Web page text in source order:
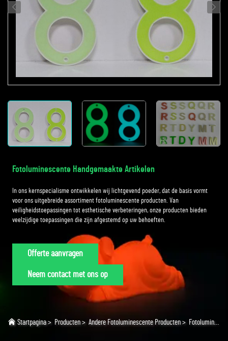
Fotoluminescente Handgemaakte Artikelen
In ons kernspecialisme ontwikkelen wij lichtgevend poeder, dat de basis vormt
voor ons uitgebreide assortiment fotoluminescente producten. Van
veiligheidstoepassingen tot esthetische verbeteringen, onze producten bieden
veelzijdige toepassingen die zijn afgestemd op uw behoeften.
Offerte aanvragen
Neem contact met ons op
Startpagina> Producten> Andere Fotoluminescente Producten> Fotoluminescente Handgemaakte Artikelen